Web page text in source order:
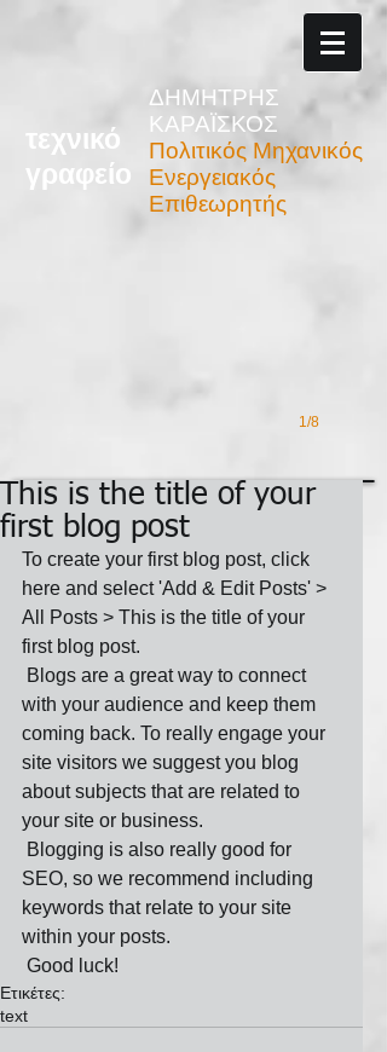
τεχνικό
γραφείο
ΔΗΜΗΤΡΗΣ
ΚΑΡΑΪΣΚΟΣ
Πολιτικός Μηχανικός
Ενεργειακός
Επιθεωρητής
Βεβαίωση μη Αυθαιρεσιών
1/8
This is the title of your
first blog post
To create your first blog post, click
here and select 'Add & Edit Posts' >
All Posts > This is the title of your
first blog post.
with your audience and keep them
coming back. To really engage your
site visitors we suggest you blog
about subjects that are related to
your site or business.
SEO, so we recommend including
keywords that relate to your site
within your posts.
Good luck!
Ετικέτες:
text